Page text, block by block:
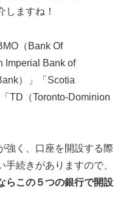
しますね！
（Bank Of
Imperial Bank of
）」「Scotia
TD（Toronto-Dominion
強く、口座を開設する際
続きがありますので、
らこの５つの銀行で開設